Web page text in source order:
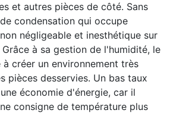
et autres pièces de côté. Sans
condensation qui occupe
négligeable et inesthétique sur
à sa gestion de l'humidité, le
à créer un environnement très
pièces desservies. Un bas taux
économie d'énergie, car il
consigne de température plus